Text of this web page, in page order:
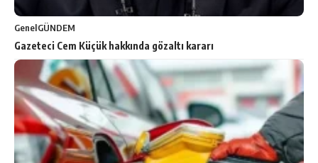
GenelGÜNDEM
Gazeteci Cem Küçük hakkında gözaltı kararı